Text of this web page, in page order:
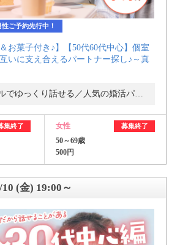
性ご予約先行中！
お菓子付き♪】【50代60代中心】個室
いに支え合えるパートナー探し♪～真
集終了 女性 募集終了
50～69歳
500円
10 (金) 19:00～